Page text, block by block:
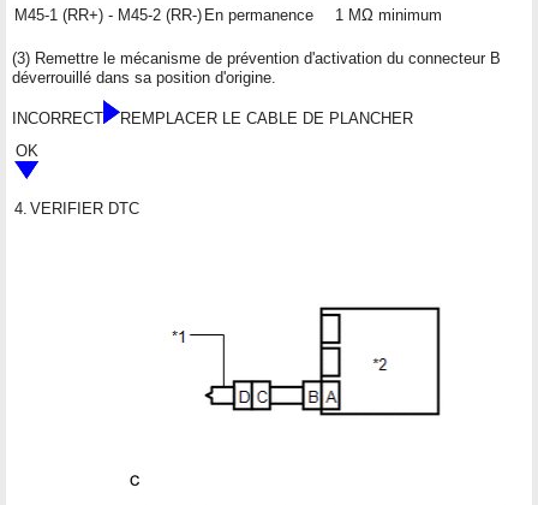
M45-1 (RR+) - M45-2 (RR-) En permanence 1 MΩ minimum
(3) Remettre le mécanisme de prévention d'activation du connecteur B
déverrouillé dans sa position d'origine.
INCORRECT
REMPLACER LE CABLE DE PLANCHER
OK
4. VERIFIER DTC